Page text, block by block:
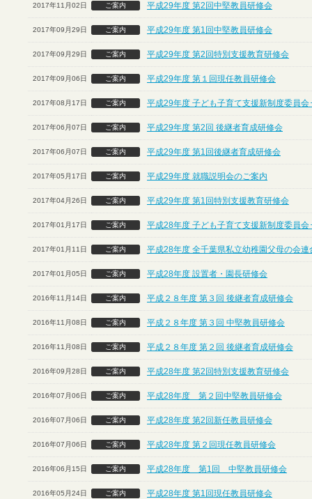
2017年11月02日 ご案内 平成29年度 第2回中堅教員研修会
2017年09月29日 ご案内 平成29年度 第1回中堅教員研修会
2017年09月29日 ご案内 平成29年度 第2回特別支援教育研修会
2017年09月06日 ご案内 平成29年度 第１回現任教員研修会
2017年08月17日 ご案内 平成29年度 子ども子育て支援新制度委員会
2017年06月07日 ご案内 平成29年度 第2回 後継者育成研修会
2017年06月07日 ご案内 平成29年度 第1回後継者育成研修会
2017年05月17日 ご案内 平成29年度 就職説明会のご案内
2017年04月26日 ご案内 平成29年度 第1回特別支援教育研修会
2017年01月17日 ご案内 平成28年度 子ども子育て支援新制度委員
2017年01月11日 ご案内 平成28年度 全千葉県私立幼稚園父母の会
2017年01月05日 ご案内 平成28年度 設置者・園長研修会
2016年11月14日 ご案内 平成２８年度 第３回 後継者育成研修会
2016年11月08日 ご案内 平成２８年度 第３回 中堅教員研修会
2016年11月08日 ご案内 平成２８年度 第２回 後継者育成研修会
2016年09月28日 ご案内 平成28年度 第2回特別支援教育研修会
2016年07月06日 ご案内 平成28年度 第２回中堅教員研修会
2016年07月06日 ご案内 平成28年度 第2回新任教員研修会
2016年07月06日 ご案内 平成28年度 第２回現任教員研修会
2016年06月15日 ご案内 平成28年度 第1回 中堅教員研修会
2016年05月24日 ご案内 平成28年度 第1回現任教員研修会